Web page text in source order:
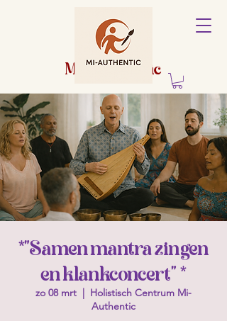
Holistisch
centrum
Mi-Authentic
*"Samen mantra zingen
en klankconcert" *
zo 08 mrt
  |
Holistisch Centrum Mi-
Authentic